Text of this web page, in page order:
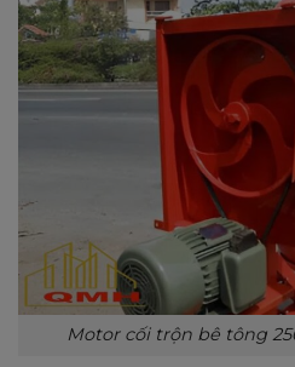
Motor cối trộn bê tông